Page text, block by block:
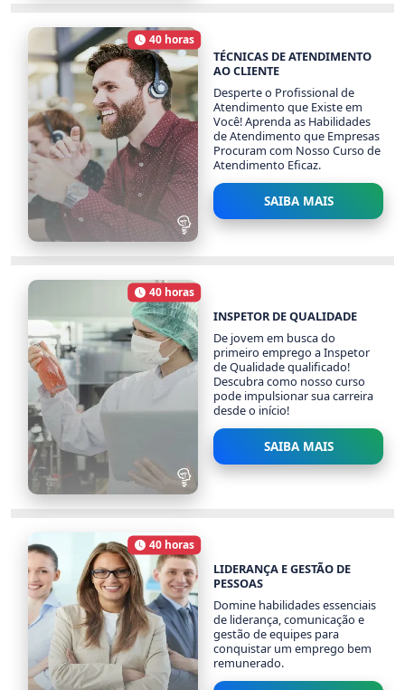
METROLOGIA
1084 alunos
TÉCNICAS DE
ATENDIMENTO AO
CLIENTE
1029 alunos
40 horas
Carga Horária
TÉCNICAS DE ATENDIMENTO
AO CLIENTE
Desperte o Profissional de
Atendimento que Existe em
Você! Aprenda as Habilidades
de Atendimento que Empresas
Procuram com Nosso Curso de
Atendimento Eficaz.
SAIBA MAIS
INSPETOR DE
QUALIDADE
938 alunos
40 horas
Carga Horária
INSPETOR DE QUALIDADE
De jovem em busca do
primeiro emprego a Inspetor
de Qualidade qualificado!
Descubra como nosso curso
pode impulsionar sua carreira
desde o início!
SAIBA MAIS
40 horas
Carga Horária
LIDERANÇA E GESTÃO DE
PESSOAS
Domine habilidades essenciais
de liderança, comunicação e
gestão de equipes para
conquistar um emprego bem
remunerado.